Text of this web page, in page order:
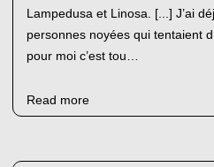
Lampedusa et Linosa. [...] J’ai
personnes noyées qui tentaient
pour moi c’est tou…
Read more